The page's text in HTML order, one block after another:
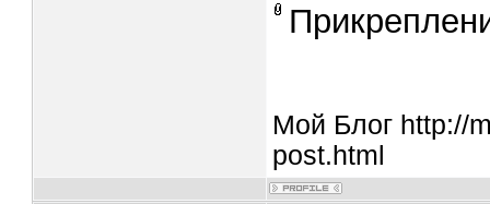
Мой Блог http://
post.html